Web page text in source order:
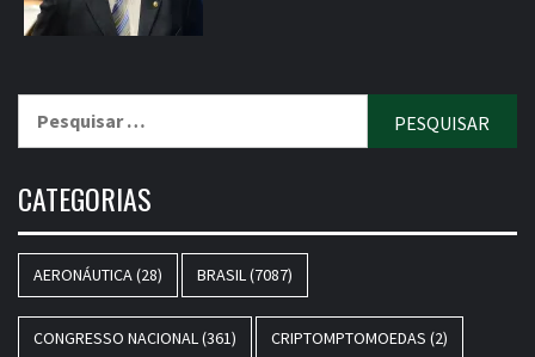
por:
CATEGORIAS
AERONÁUTICA(28) BRASIL(7087)
CONGRESSO NACIONAL(361) CRIPTOMPTOMOEDAS (2)